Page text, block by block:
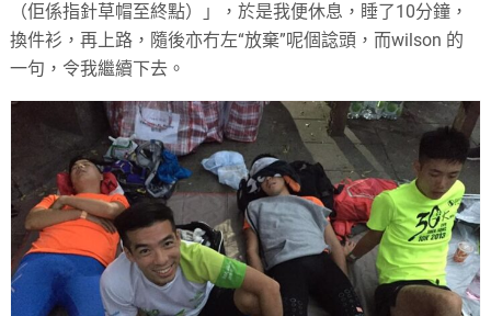
（佢係指針草帽至終點）」，於是我便休息，睡了10分鐘，
換件衫，再上路，隨後亦冇左“放棄”呢個諗頭，而wilson 的
一句，令我繼續下去。